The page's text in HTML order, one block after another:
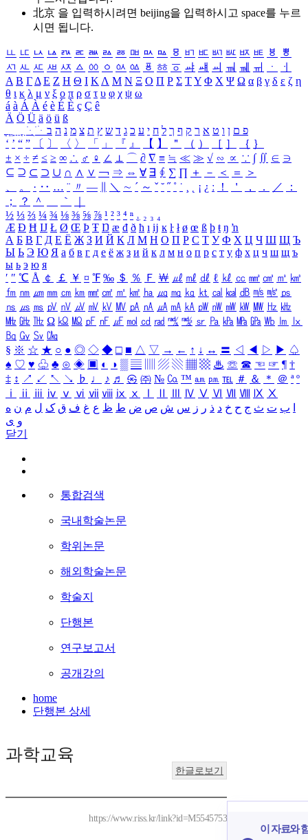
北京 을 입력하시려면 beijing을 입력하시고 space를 누르
시면 됩니다.
ㅥ ㅦ ㅧ ㅨ ㅩ ㅪ ㅫ ㅬ ㅭ ㅮ ㅯ ㅰ ㅱ ㅲ ㅳ ㅴ ㅵ ㅶ ㅷ ㅸ
ㅹ
ㅺ ㅻ ㅼ ㅽ ㅾ ㅿ ㆀ ㆁ ㆂ ㆃ ㆄ ㆅ ㆆ ㆇ ㆈ ㆉ ㆊ ㆋ ㆌ ㆍ
ㆎ
Α Β ΓΔ Ε Ζ Η Θ Ι ΚΛ Μ Ν Ξ Ο Π Ρ Σ ΤΥ Φ Χ Ψ Ω α β γ δ ε ζ η
θ ι κ λ μ ν ξ ο π ρ σ τ υ φ χ ψ ω
á à Á À é è É È ç Ç ê
Ä Ö Ü ä ö ü ß
ִֶֹ ֻּ ׁׂ פ ם ן ו ט א ר ק ף ך ל ח י ע כ ג ד ש ץ ת צ מ נ ה ב
‘ ’ “ ” 〔 〕 〈 〉 「 」 『 』 【 】 ＂ （ ） ［ ］ ｛ ｝
± × ÷ ≠ ≤ ≥ ∞ ∴ ♂ ♀ ∠ ⊥ ⌒ ∂ ∇ ≡ ≒ ≪ ≫ √ ∽ ∝ ∵ ∫ ∬ ∈ ∋
⊆ ⊇ ⊂ ⊃ ∪ ∩ ∧ ∨ ￢ ⇒ ⇔ ∀ ∃ ∮ ∑ ∏ ＋ － ＜ ＝
＞
、
。 · ‥ … ¨ 〃 ― ＼ ∼ ´ ～ ˇ ˘ ˝ ˚ ˙ ¸ ¡ ¿ ː ！ ＇ ， ． ／
：
；
？ ＾ ｀
½ ⅓ ⅔ ¼ ¾ ⅛ ⅜ ⅝ ⅞ ¹ ² ³ ⁴ ⁿ ₁ ₂ ₃ ₄
Æ Ð Ħ Ĳ Ł Ø Œ Þ Ŧ Ŋ æ đ ð ħ ı ĳ ĸ ŀ ł ø œ ß þ ŧ ŋ ŉ
А Б В Г Д Е Ё Ж З И Й К Л М Н О П Р С Т У Ф Х Ц Ч Ш Щ Ъ
Ы Ь Э Ю Я а б в г д е ё ж з и й к л м н о п р с т у ф х ц ч ш щ ъ
ы ь э ю я
′ ″ ℃ Å ￠ ￡ ￥ ¤ ℉ ‰ ＄ ％ Ｆ ￦ ㎕ ㎖ ㎗ ℓ ㎘ ㏄ ㎣ ㎤ ㎥ ㎦
㎙ ㎚ ㎛ ㎜ ㎝ ㎞ ㎟ ㎠ ㎡ ㎢ ㏊ ㎍ ㎎ ㎏ ㏏ ㎈ ㎉ ㏈ ㎧ ㎨ ㎰
㎱ ㎲ ㎳ ㎴ ㎵ ㎶ ㎷ ㎸ ㎹ ㎀ ㎁ ㎂ ㎃ ㎄ ㎺ ㎻ ㎽ ㎾ ㎿ ㎐ ㎑
㎒ ㎓ ㎔ Ω ㏀ ㏁ ㎊ ㎋ ㎌ ㏖ ㏅ ㎭ ㎮ ㎯ ㏛ ㎩ ㎪ ㎫ ㎬ ㏝ ㏐
㏓
㏃ ㏉ ㏜ ㏆
§ ※ ☆ ★ ○ ● ◎ ◇ ◆ □ ■ △ ▽ → ← ↑ ↓ ↔ 〓 ◁ ◀ ▷ ▶ ♤
♠ ♡ ♥ ♧ ♣ ⊙ ◈ ▣ ◐ ◑ ▒ ▤ ▨ ▧ ▦ ▩ ♨ ☏ ☎ ☜ ☞ ¶ †
‡ ↕ ↗ ↙ ↖ ↘ ♭ ♩ ♪ ♬ ㉿ ㈜ № ㏇ ™ ㏂ ㏘ ℡ ＃ ＆ ＊ ＠ ª º
ⅰ
ⅱ ⅲ ⅳ ⅴ ⅵ ⅶ ⅷ ⅸ ⅹ Ⅳ Ⅴ Ⅵ Ⅶ Ⅷ Ⅸ Ⅹ
ب ت ث ج ح خ د ذ ر ز س ش ص ض ط ظ ع غ ف ق ک ل م ن ه
و ی
닫기
통합검색
국내학술논문
학위논문
해외학술논문
학술지
단행본
연구보고서
공개강의
home
단행본 상세
과학교육
한글로보기
https://www.riss.kr/link?id=M5545753
이 자료와